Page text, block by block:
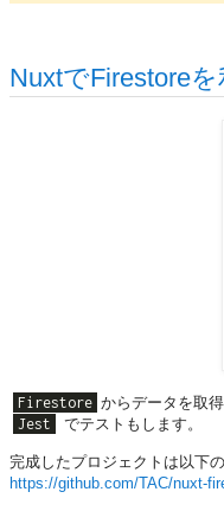
NuxtでFirestore
Firestore からデータを取
Jest
でテストもします。
完成したプロジェクトは以下
https://github.com/TAC/nuxt-